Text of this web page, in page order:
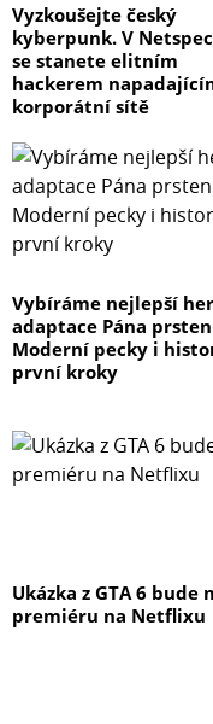
Vyzkoušejte český
kyberpunk. V
se stanete elitním
hackerem
korporátní sítě
Vybíráme nejlepší
adaptace Pána
Moderní pecky i
první kroky
Ukázka z GTA 6 bude
premiéru na Netflixu